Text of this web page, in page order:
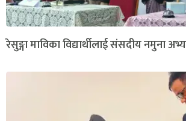
रेसुङ्गा माविका विद्यार्थीलाई संसदीय नमुना